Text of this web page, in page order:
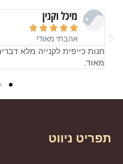
מיכל וקנין





אהבתי מאוד!
חנות כייפית לקנייה מלא
מאוד.
תפריט ניווט